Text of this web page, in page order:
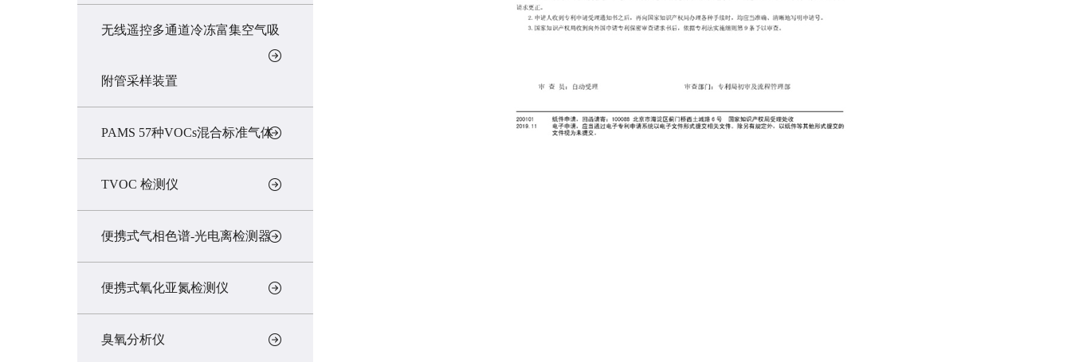
无线遥控多通道冷冻富集空气吸
附管采样装置
PAMS 57种VOCs混合标准气体
TVOC 检测仪
便携式气相色谱-光电离检测器
便携式氧化亚氮检测仪
臭氧分析仪